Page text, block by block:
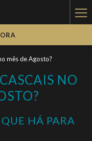
mês de Agosto?
NO
HÁ PARA